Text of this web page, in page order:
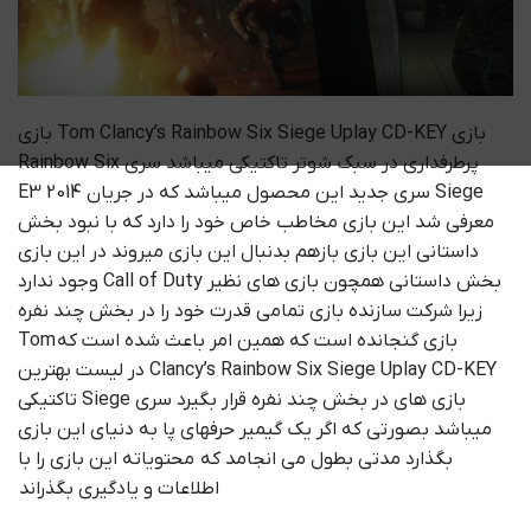
بازی Tom Clancy’s Rainbow Six Siege Uplay CD-KEY بازی
پرطرفداری در سبک شوتر تاکتیکی میباشد سری Rainbow Six
Siege سری جدید این محصول میباشد که در جریان E3 2014
معرفی شد این بازی مخاطب خاص خود را دارد که با نبود بخش
داستانی این بازی بازهم بدنبال این بازی میروند در این بازی
بخش داستانی همچون بازی های نظیر Call of Duty وجود ندارد
زیرا شرکت سازنده بازی تمامی قدرت خود را در بخش چند نفره
بازی گنجانده است که همین امر باعث شده است که Tom
Clancy’s Rainbow Six Siege Uplay CD-KEY در لیست بهترین
بازی های در بخش چند نفره قرار بگیرد سری Siege تاکتیکی
میباشد بصورتی که اگر یک گیمیر حرفهای پا به دنیای این بازی
بگذارد مدتی بطول می انجامد که محتویاته این بازی را با
اطلاعات و یادگیری بگذراند